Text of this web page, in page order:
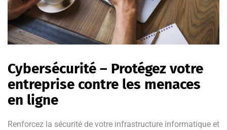
Cybersécurité – Protégez votre
entreprise contre les menaces
en ligne
Renforcez la sécurité de votre infrastructure informatique et